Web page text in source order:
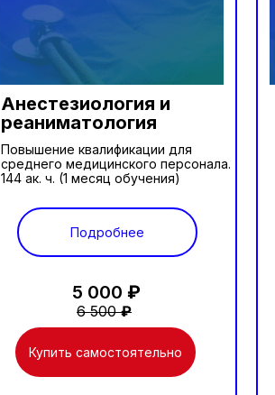
Анестезиология и
реаниматология
Повышение квалификации для
среднего медицинского персонала.
144 ак. ч. (1 месяц обучения)
Купить самостоятельно
5 000 ₽
6 500₽
Подробнее